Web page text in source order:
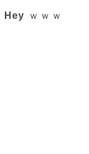
Hey ｗｗｗ